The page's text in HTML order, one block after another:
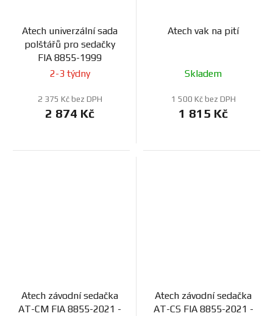
Atech univerzální sada
polštářů pro sedačky
FIA 8855-1999
2-3 týdny
2 375 Kč bez DPH
2 874 Kč
Atech vak na pití
Skladem
1 500 Kč bez DPH
1 815 Kč
Atech závodní sedačka
AT-CM FIA 8855-2021 -
Atech závodní sedačka
AT-CS FIA 8855-2021 -